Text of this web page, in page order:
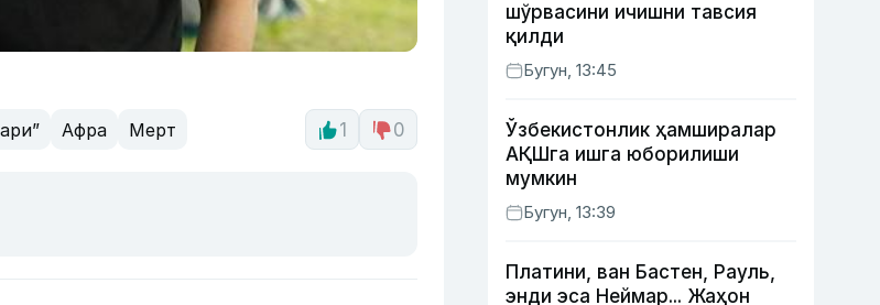
Афра Мерт 1 0
шўрвасини ичишни тавсия
қилди
Бугун, 13:45
Ўзбекистонлик ҳамширалар
АҚШга ишга юборилиши
мумкин
Бугун, 13:39
Платини, ван Бастен, Рауль,
энди эса Неймар... Жаҳон